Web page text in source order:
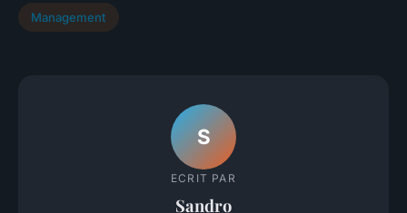
Management
S
ECRIT PAR
Sandro